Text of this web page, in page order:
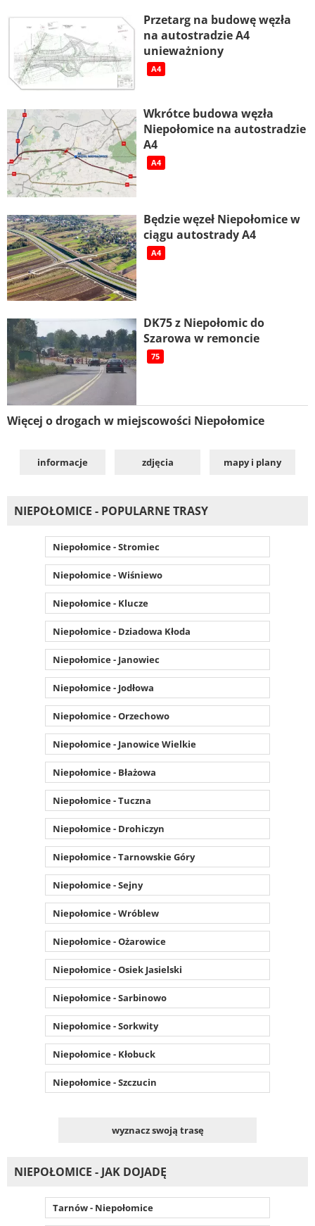
Przetarg na budowę węzła
na autostradzie A4
unieważniony
A4
Wkrótce budowa węzła
Niepołomice na autostradzie
A4
A4
Będzie węzeł Niepołomice w
ciągu autostrady A4
A4
DK75 z Niepołomic do
Szarowa w remoncie
75
Więcej o drogach w miejscowości Niepołomice
informacje zdjęcia mapy i plany
NIEPOŁOMICE - POPULARNE TRASY
Niepołomice - Stromiec
Niepołomice - Wiśniewo
Niepołomice - Klucze
Niepołomice - Dziadowa Kłoda
Niepołomice - Janowiec
Niepołomice - Jodłowa
Niepołomice - Orzechowo
Niepołomice - Janowice Wielkie
Niepołomice - Błażowa
Niepołomice - Tuczna
Niepołomice - Drohiczyn
Niepołomice - Tarnowskie Góry
Niepołomice - Sejny
Niepołomice - Wróblew
Niepołomice - Ożarowice
Niepołomice - Osiek Jasielski
Niepołomice - Sarbinowo
Niepołomice - Sorkwity
Niepołomice - Kłobuck
Niepołomice - Szczucin
wyznacz swoją trasę
NIEPOŁOMICE - JAK DOJADĘ
Tarnów - Niepołomice